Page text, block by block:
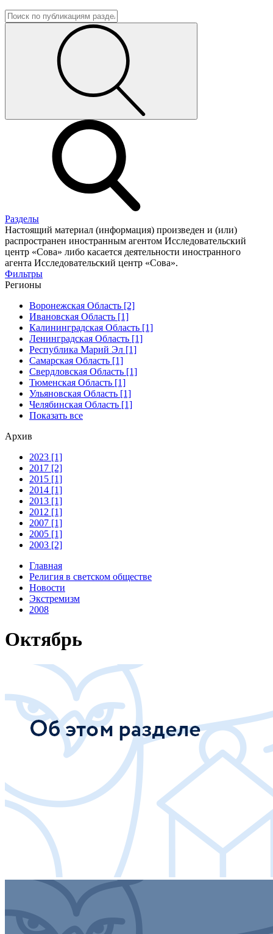
Разделы
Настоящий материал (информация) произведен и (или)
распространен иностранным агентом Исследовательский
центр «Сова» либо касается деятельности иностранного
агента Исследовательский центр «Сова».
Фильтры
Регионы
Воронежская Область [2]
Ивановская Область [1]
Калининградская Область [1]
Ленинградская Область [1]
Республика Марий Эл [1]
Самарская Область [1]
Свердловская Область [1]
Тюменская Область [1]
Ульяновская Область [1]
Челябинская Область [1]
Показать все
Архив
2023 [1]
2017 [2]
2015 [1]
2014 [1]
2013 [1]
2012 [1]
2007 [1]
2005 [1]
2003 [2]
Главная
Религия в светском обществе
Новости
Экстремизм
2008
Октябрь